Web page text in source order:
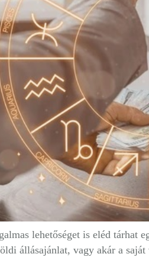
lehetőséget is eléd tárhat
állásajánlat, vagy akár a